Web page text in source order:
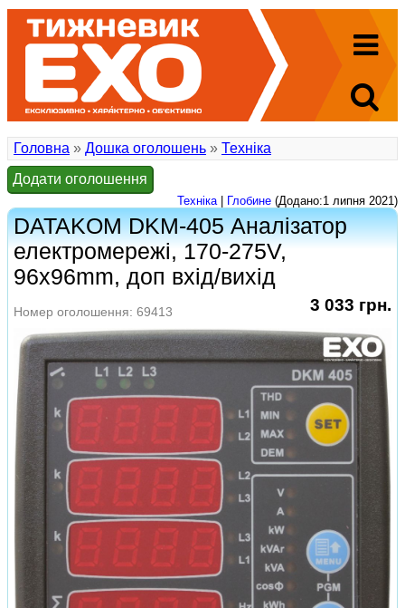
Головна » Дошка оголошень » Техніка
Додати оголошення
Техніка| Глобине (Додано:1 липня 2021)
DATAKOM DKM-405 Аналізатор
електромережі, 170-275V,
96x96mm, доп вхід/вихід
3 033 грн.
Номер оголошення: 69413